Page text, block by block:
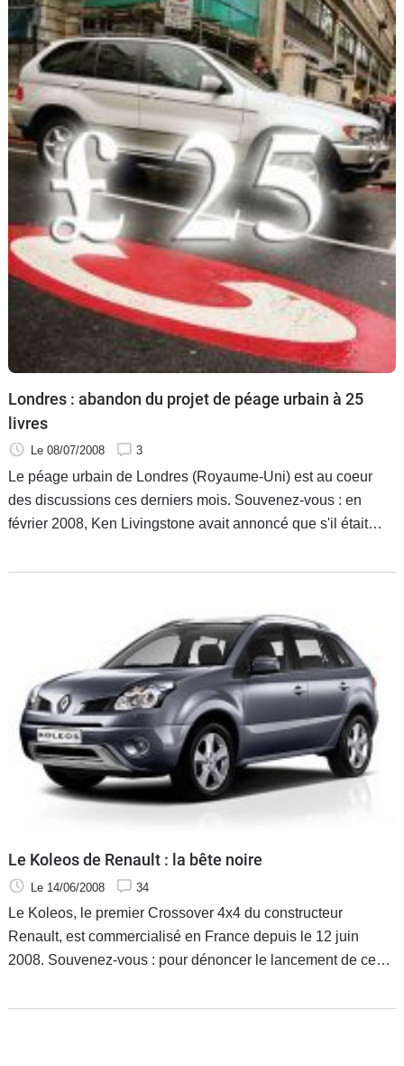
Londres : abandon du projet de péage urbain à 25
livres
Le 08/07/2008 3
Le péage urbain de Londres (Royaume-Uni) est au coeur
des discussions ces derniers mois. Souvenez-vous : en
février 2008, Ken Livingstone avait annoncé que s'il était
voitures rejetant
Le Koleos de Renault : la bête noire
Le 14/06/2008 34
Le Koleos, le premier Crossover 4x4 du constructeur
Renault, est commercialisé en France depuis le 12 juin
2008. Souvenez-vous : pour dénoncer le lancement de ce
associations et des